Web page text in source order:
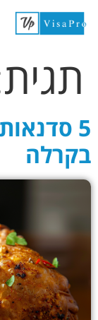
5
בקרלה